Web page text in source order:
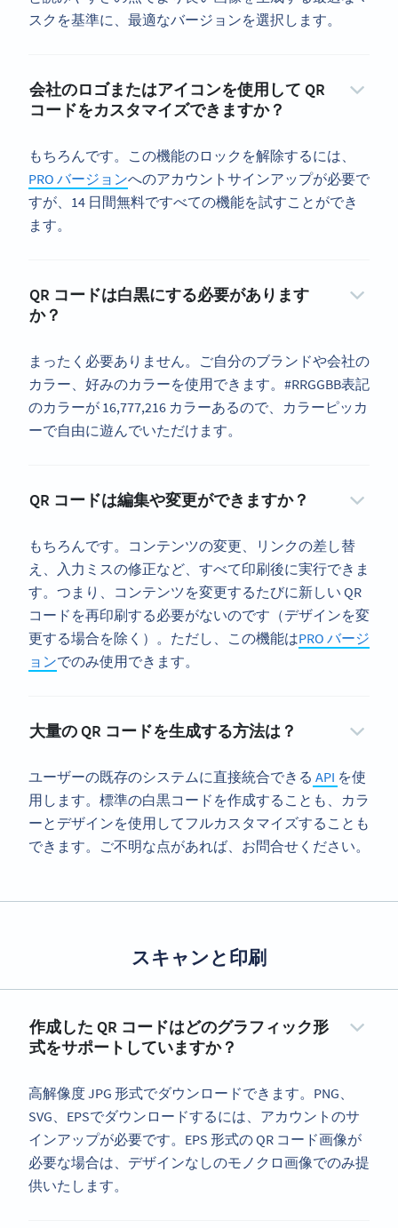
スクを基準に、最適なバージョンを選択します。
会社のロゴまたはアイコンを使用して QR
コードをカスタマイズできますか？
もちろんです。この機能のロックを解除するには、
PRO バージョンへのアカウントサインアップが必要で
すが、14 日間無料ですべての機能を試すことができ
ます。
QR コードは白黒にする必要があります
か？
まったく必要ありません。ご自分のブランドや会社の
カラー、好みのカラーを使用できます。#RRGGBB表記
のカラーが 16,777,216 カラーあるので、カラーピッカ
ーで自由に遊んでいただけます。
QR コードは編集や変更ができますか？
もちろんです。コンテンツの変更、リンクの差し替
え、入力ミスの修正など、すべて印刷後に実行できま
す。つまり、コンテンツを変更するたびに新しい QR
コードを再印刷する必要がないのです（デザインを変
更する場合を除く）。ただし、この機能はPRO バージ
ョンでのみ使用できます。
大量の QR コードを生成する方法は？
ユーザーの既存のシステムに直接統合できる API を使
用します。標準の白黒コードを作成することも、カラ
ーとデザインを使用してフルカスタマイズすることも
できます。ご不明な点があれば、お問合せください。
スキャンと印刷
作成した QR コードはどのグラフィック形
式をサポートしていますか？
高解像度 JPG 形式でダウンロードできます。PNG、
SVG、EPSでダウンロードするには、アカウントのサ
インアップが必要です。EPS 形式の QR コード画像が
必要な場合は、デザインなしのモノクロ画像でのみ提
供いたします。